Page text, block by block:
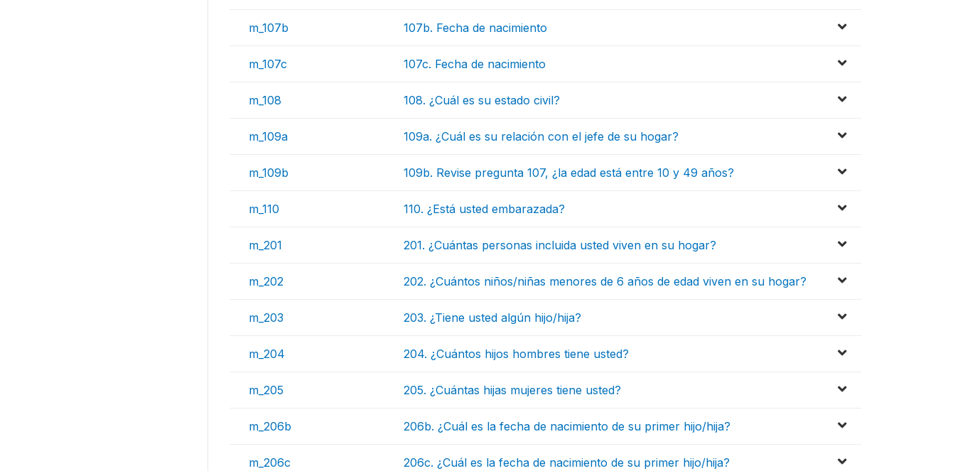
m_107b 107b. Fecha de nacimiento
m_107c 107c. Fecha de nacimiento
m_108 108. ¿Cuál es su estado civil?
m_109a 109a. ¿Cuál es su relación con el jefe de su hogar?
m_109b 109b. Revise pregunta 107, ¿la edad está entre 10 y 49 años?
m_110 110. ¿Está usted embarazada?
m_201 201. ¿Cuántas personas incluida usted viven en su hogar?
m_202 202. ¿Cuántos niños/niñas menores de 6 años de edad viven en su hogar?
m_203 203. ¿Tiene usted algún hijo/hija?
m_204 204. ¿Cuántos hijos hombres tiene usted?
m_205 205. ¿Cuántas hijas mujeres tiene usted?
m_206b 206b. ¿Cuál es la fecha de nacimiento de su primer hijo/hija?
m_206c 206c. ¿Cuál es la fecha de nacimiento de su primer hijo/hija?